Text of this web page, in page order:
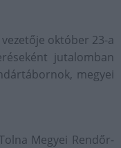
október 23-a
jutalomban
megyei
Megyei Rendőr-